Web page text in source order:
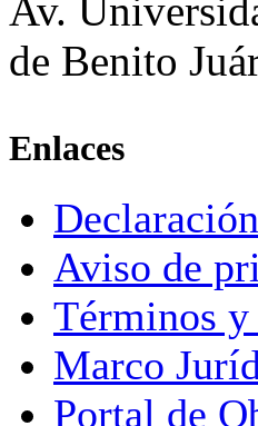
Av.
de Benito
Enlaces
Aviso de
Términos
Marco
Portal de